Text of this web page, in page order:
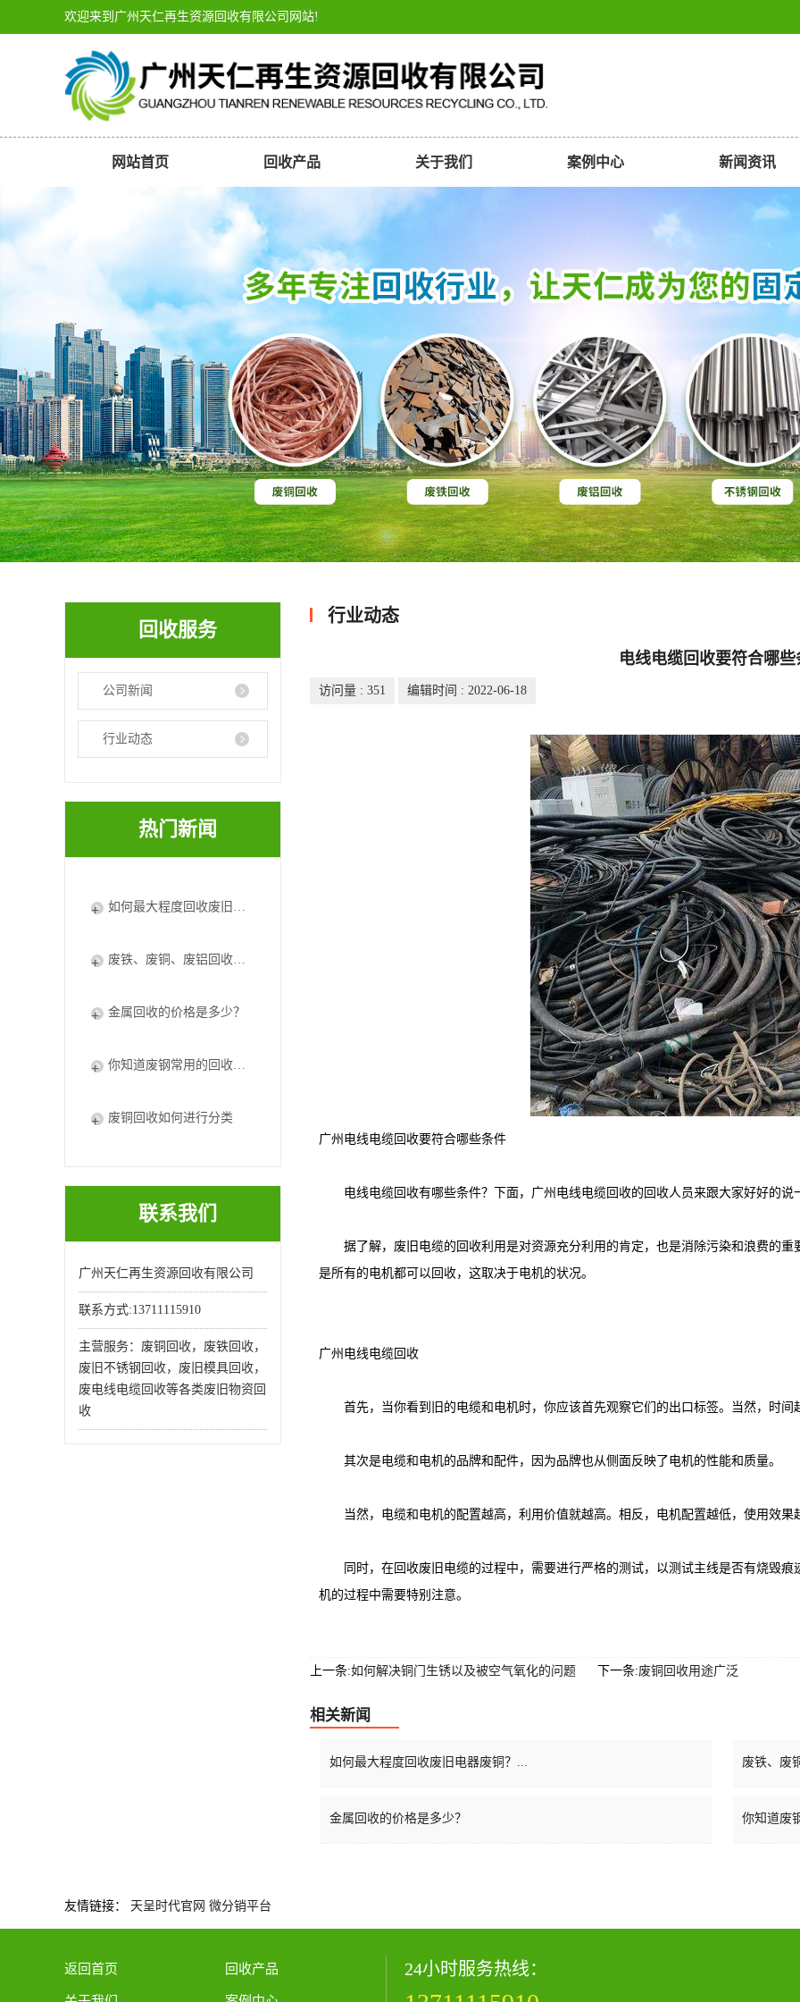
欢迎来到广州天仁再生资源回收有限公司网站!
网站首页 回收产品 关于我们 案例中心 新闻资讯
回收服务
公司新闻
行业动态
热门新闻
如何最大程度回收废旧电器废铜？
废铁、废铜、废铝回收将加快资循环利用体系建设
金属回收的价格是多少？
你知道废钢常用的回收处理方法吗
废铜回收如何进行分类
联系我们
广州天仁再生资源回收有限公司
联系方式:13711115910
主营服务：废铜回收，废铁回收，
废旧不锈钢回收，废旧模具回收，
废电线电缆回收等各类废旧物资回
收
行业动态
电线电缆回收要符合哪些
访问量 : 351 编辑时间 : 2022-06-18
广州电线电缆回收要符合哪些条件
电线电缆回收有哪些条件？下面，广州电线电缆回收的回收人员来跟大家好好的说
据了解，废旧电缆的回收利用是对资源充分利用的肯定，也是消除污染和浪费的重
是所有的电机都可以回收，这取决于电机的状况。
广州电线电缆回收
首先，当你看到旧的电缆和电机时，你应该首先观察它们的出口标签。当然，时间
其次是电缆和电机的品牌和配件，因为品牌也从侧面反映了电机的性能和质量。
当然，电缆和电机的配置越高，利用价值就越高。相反，电机配置越低，使用效果
同时，在回收废旧电缆的过程中，需要进行严格的测试，以测试主线是否有烧毁痕
机的过程中需要特别注意。
上一条:如何解决铜门生锈以及被空气氧化的问题 下一条:废铜回收用途广泛
相关新闻
如何最大程度回收废旧电器废铜？... 废铁、废
金属回收的价格是多少？ 你知道废
友情链接： 天呈时代官网 微分销平台
返回首页 回收产品 24小时服务热线：